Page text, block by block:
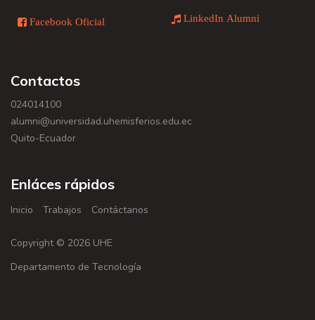
Facebook Oficial LinkedIn Alumni
Contactos
024014100
alumni@universidad.uhemisferios.edu.ec
Quito-Ecuador
Enláces rápidos
Inicio Trabajos Contáctanos
Copyright © 2026 UHE
Departamento de Tecnología